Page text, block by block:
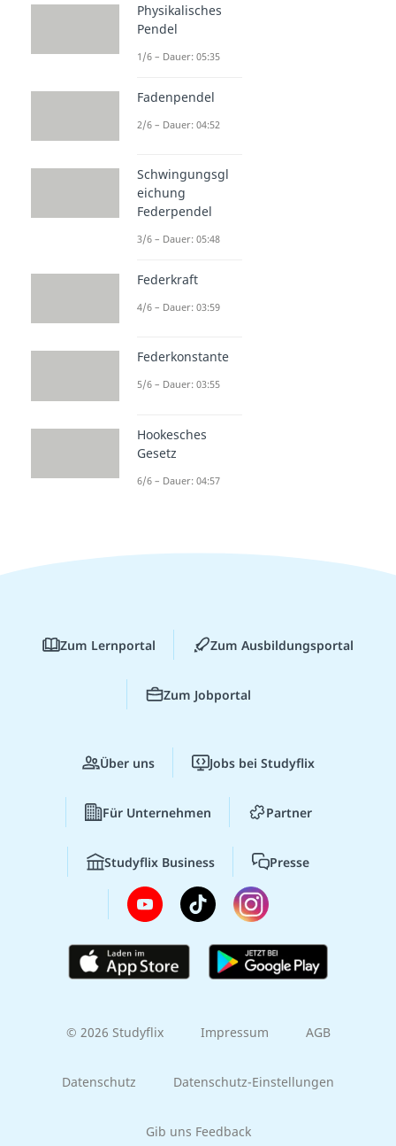
Physikalisches
Pendel
1/6 – Dauer: 05:35
Fadenpendel
2/6 – Dauer: 04:52
Schwingungsgl
eichung
Federpendel
3/6 – Dauer: 05:48
Federkraft
4/6 – Dauer: 03:59
Federkonstante
5/6 – Dauer: 03:55
Hookesches
Gesetz
6/6 – Dauer: 04:57
Zum Lernportal Zum Ausbildungsportal
Zum Jobportal
Über uns Jobs bei Studyflix
Für Unternehmen Partner
Studyflix Business Presse
© 2026 Studyflix Impressum AGB
Datenschutz Datenschutz-Einstellungen
Gib uns Feedback